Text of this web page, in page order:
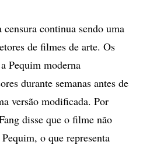
continua sendo uma
de filmes de arte. Os
Pequim moderna
durante semanas antes de
versão modificada. Por
disse que o filme não
o que representa